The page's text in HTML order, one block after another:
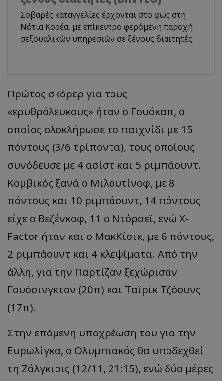
Σοβαρές καταγγελίες έρχονται στο φως στη
Νότια Κορέα, με επίκεντρο φερόμενη παροχή
σεξουαλικών υπηρεσιών σε ξένους διαιτητές.
Πρώτος σκόρερ για τους
«ερυθρόλευκους» ήταν ο Γουόκαπ, ο
οποίος ολοκλήρωσε το παιχνίδι με 15
πόντους (3/6 τρίποντα), τους οποίους
συνόδευσε με 4 ασίστ και 5 ριμπάουντ.
Κομβικός ξανά ο Μιλουτίνοφ, με 8
πόντους και 10 ριμπάουντ, 14 πόντους
είχε ο Βεζένκοφ, 11 ο Ντόρσεϊ, ενώ X-
Factor ήταν και ο ΜακΚίσικ, με 6 πόντους,
2 ριμπάουντ και 4 κλεψίματα. Από την
άλλη, για την Παρτίζαν ξεχώρισαν
Γουόσινγκτον (20π) και Ταϊρίκ Τζόουνς
(17π).
Στην επόμενη υποχρέωση του για την
Ευρωλίγκα, ο Ολυμπιακός θα υποδεχθεί
τη Ζάλγκιρις (12/11, 21:15), ενώ δύο μέρες